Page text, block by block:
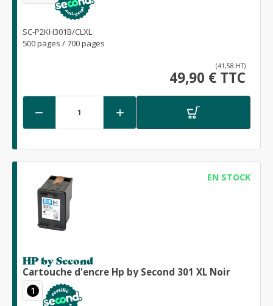
SC-P2KH301B/CLXL
500 pages / 700 pages
(41,58 HT)
49,90 € TTC
 
EN STOCK
HP by Second
Cartouche d'encre Hp by Second 301 XL Noir
1